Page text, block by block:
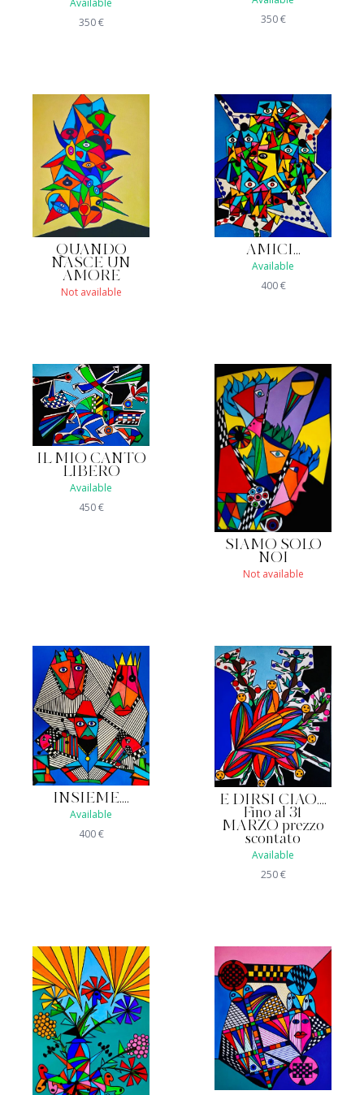
Available
350€
350€
QUANDO
NASCE UN
AMORE
Not available
AMICI...
Available
400€
IL MIO CANTO
LIBERO
Available
450€
SIAMO SOLO
NOI
Not available
INSIEME....
Available
400€
E DIRSI CIAO....
Fino al 31
MARZO prezzo
scontato
Available
250€